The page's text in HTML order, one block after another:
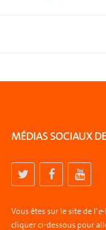
MÉDIAS SOCIAUX
Vous êtes sur le site de l'e
cliquer ci-dessous pour